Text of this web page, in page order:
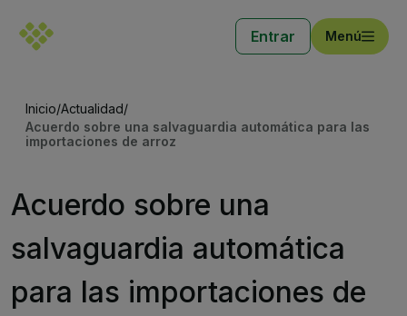
Entrar Menú
Inicio/Actualidad/
Acuerdo sobre una salvaguardia automática para las
importaciones de arroz
Acuerdo sobre una
salvaguardia automática
para las importaciones de